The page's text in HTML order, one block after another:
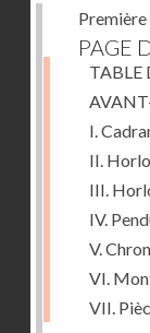
PAGE
TABLE
I.
II.
III.
IV.
V.
VI.
VII.